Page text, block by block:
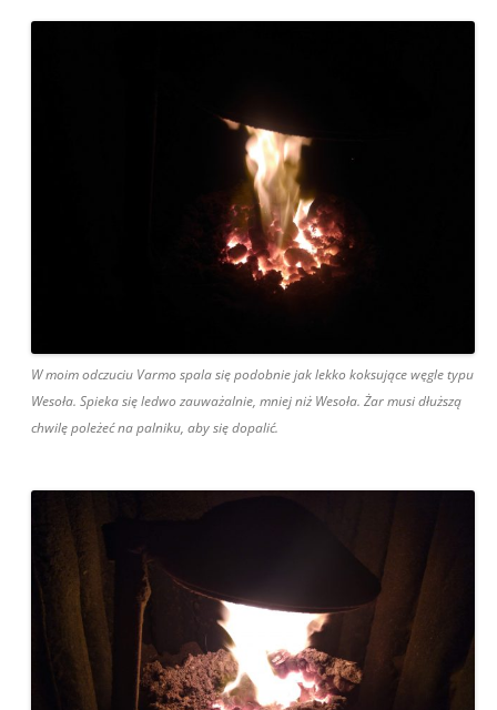
W moim odczuciu Varmo spala się podobnie jak lekko koksujące węgle typu
Wesoła. Spieka się ledwo zauważalnie, mniej niż Wesoła. Żar musi dłuższą
chwilę poleżeć na palniku, aby się dopalić.